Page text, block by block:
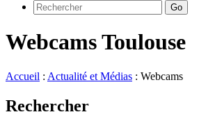
Go
Webcams Toulouse
Accueil : Actualité et Médias : Webcams
Rechercher